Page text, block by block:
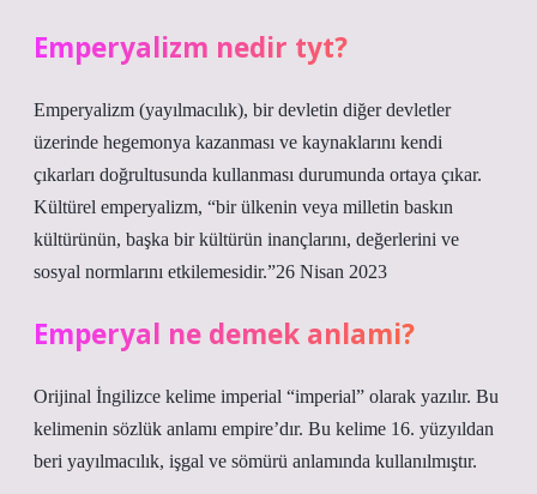
Emperyalizm nedir tyt?
Emperyalizm (yayılmacılık), bir devletin diğer devletler
üzerinde hegemonya kazanması ve kaynaklarını kendi
çıkarları doğrultusunda kullanması durumunda ortaya çıkar.
Kültürel emperyalizm, “bir ülkenin veya milletin baskın
kültürünün, başka bir kültürün inançlarını, değerlerini ve
sosyal normlarını etkilemesidir.”26 Nisan 2023
Emperyal ne demek anlami?
Orijinal İngilizce kelime imperial “imperial” olarak yazılır. Bu
kelimenin sözlük anlamı empire’dır. Bu kelime 16. yüzyıldan
beri yayılmacılık, işgal ve sömürü anlamında kullanılmıştır.